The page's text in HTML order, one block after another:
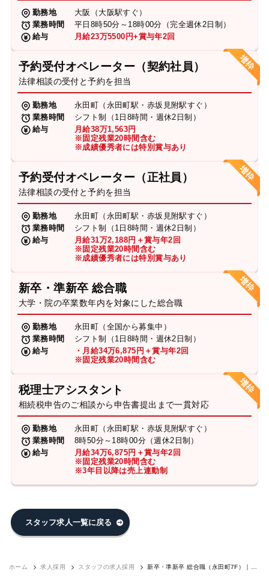
勤務地
大阪（大阪駅すぐ）
業務時間
平日8時50分～18時00分（完全週休2日制）
給与
月給23万5500円+賞与年2回
予約受付オペレーター（契約社員）
法律相談の受付と予約を担当
勤務地
永田町（永田町駅・赤坂見附駅すぐ）
業務時間
シフト制（1日8時間・週休2日制）
給与
月給38万1,563円
※固定残業20時間含む
※成績優秀者には特別賞与あり
予約受付オペレーター（正社員）
法律相談の受付と予約を担当
勤務地
永田町（永田町駅・赤坂見附駅すぐ）
業務時間
シフト制（1日8時間・週休2日制）
給与
月給31万2,188円＋賞与年2回
※固定残業20時間含む
※成績優秀者には特別賞与あり
新卒・準新卒 総合職
大学・院の卒業数年内を対象にした総合職
勤務地
永田町（全国から募集中）
業務時間
シフト制（1日8時間・週休2日制）
給与
・月給34万6,875円＋賞与年2回
※固定残業20時間含む
税理士アシスタント
相続税申告のご相談から申告書提出まで一貫対応
勤務地
永田町（永田町駅・赤坂見附駅すぐ）
業務時間
8時50分～18時00分（週休2日制）
給与
月給34万6,875円＋賞与年2回
※固定残業20時間含む
※3年目以降は売上連動制
スタッフ求人一覧に戻る
ホーム 求人採用 スタッフの求人採用
新卒・準新卒 総合職（永田町7F）｜求